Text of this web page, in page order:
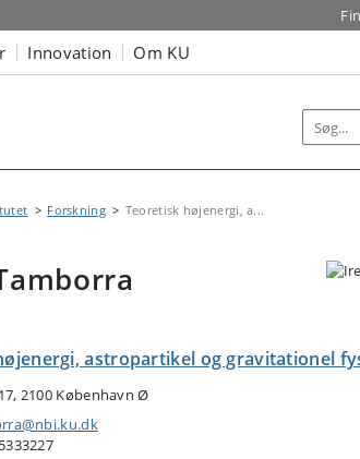
Innovation Om KU
Forskning Teoretisk højenergi, a...
astropartikel og gravitationel
2100 København Ø